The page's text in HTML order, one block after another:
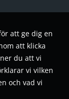
att ge dig en
att klicka
du att vi
vi vilken
och vad vi